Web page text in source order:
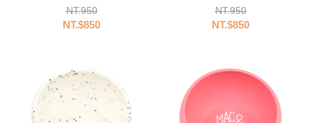
NT.950
NT.$850
NT.950
NT.$850